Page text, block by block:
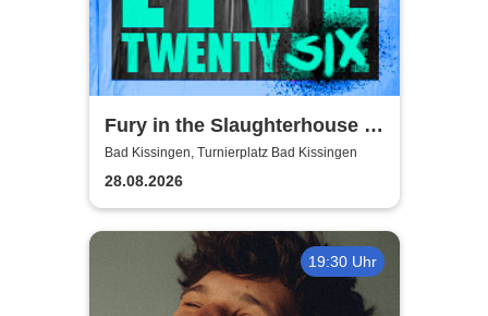
Fury in the Slaughterhouse -
Fury Live Twenty Six
Bad Kissingen, Turnierplatz Bad Kissingen
28.08.2026
19:30 Uhr